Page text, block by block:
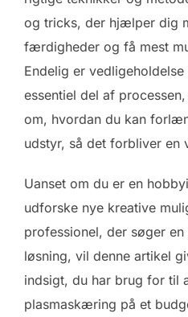
og tricks, der hjælper dig
færdigheder og få mest
Endelig er
essentiel del af
om, hvordan du kan
udstyr, så det forbliver
Uanset om du er en
udforske nye kreative
professionel, der søger
løsning, vil denne artikel
indsigt, du har brug for til
plasmaskæring på et